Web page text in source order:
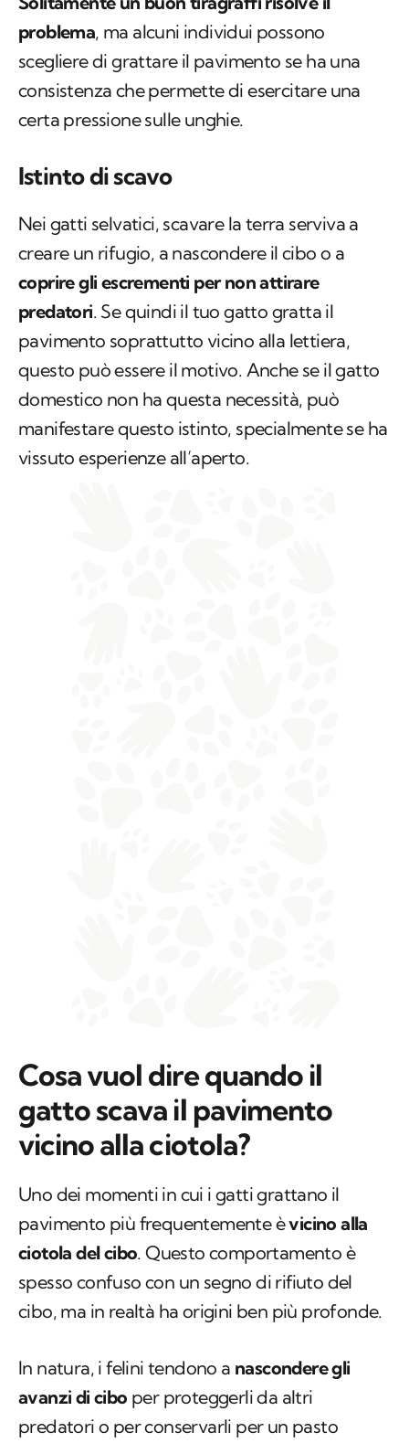
problema, ma alcuni individui possono
scegliere di grattare il pavimento se ha una
consistenza che permette di esercitare una
certa pressione sulle unghie.
Istinto di scavo
Nei gatti selvatici, scavare la terra serviva a
creare un rifugio, a nascondere il cibo o a
coprire gli escrementi per non attirare
predatori. Se quindi il tuo gatto gratta il
pavimento soprattutto vicino alla lettiera,
questo può essere il motivo. Anche se il gatto
domestico non ha questa necessità, può
manifestare questo istinto, specialmente se ha
vissuto esperienze all’aperto.
Cosa vuol dire quando il
gatto scava il pavimento
vicino alla ciotola?
Uno dei momenti in cui i gatti grattano il
pavimento più frequentemente èvicino alla
ciotola del cibo. Questo comportamento è
spesso confuso con un segno di rifiuto del
cibo, ma in realtà ha origini ben più profonde.
In natura, i felini tendono a nascondere gli
avanzi di cibo per proteggerli da altri
predatori o per conservarli per un pasto